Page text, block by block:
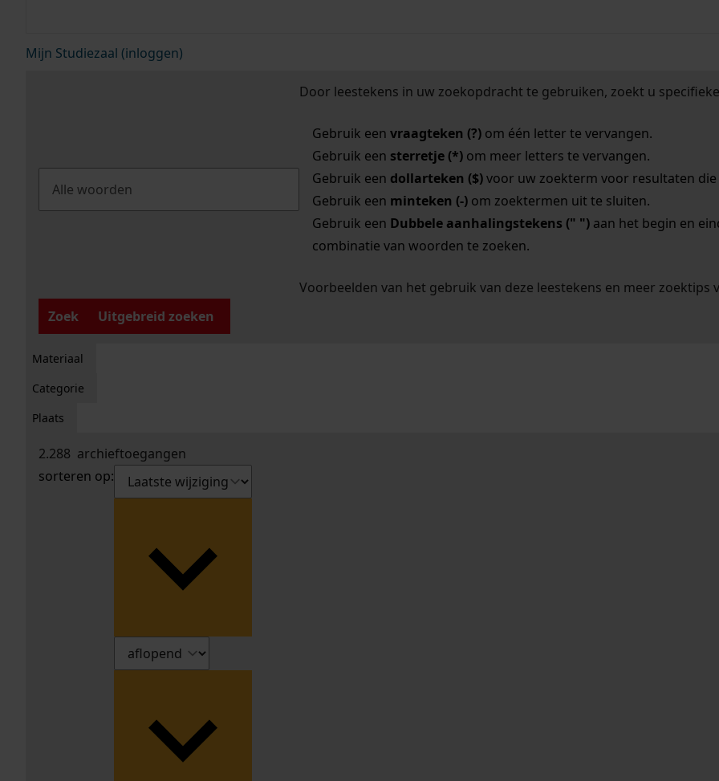
Mijn Studiezaal (inloggen)
Door leestekens in uw zoekopdracht te gebruiken, zoekt u
Gebruik een vraagteken (?)om één letter te vervangen.
Gebruik een sterretje (*)om meer letters te vervangen.
Gebruik een dollarteken ($)voor uw zoekterm voor resultaten die
Gebruik een minteken (-)om zoektermen uit te sluiten.
Gebruik een Dubbele aanhalingstekens (" ")aan het begin en
combinatie van woorden te zoeken.
Voorbeelden van het gebruik van deze leestekens en meer zoektips
Zoek
Uitgebreid zoeken
Materiaal
Categorie
Plaats
2.288 archieftoegangen
sorteren op: